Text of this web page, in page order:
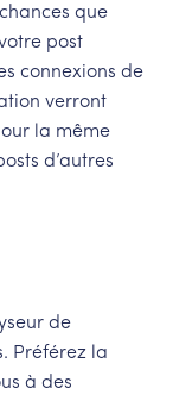
que
post
connexions de
verront
la même
d’autres
de
Préférez la
à des